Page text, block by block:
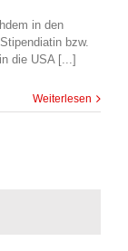
in den
bzw.
die USA [...]
Weiterlesen